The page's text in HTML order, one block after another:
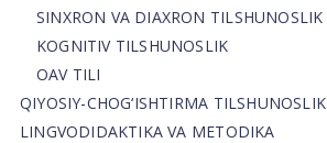
SINXRON VA DIAXRON TILSHUNOSLIK
KOGNITIV TILSHUNOSLIK
OAV TILI
QIYOSIY-CHOG‘ISHTIRMA TILSHUNOSLIK
LINGVODIDAKTIKA VA METODIKA